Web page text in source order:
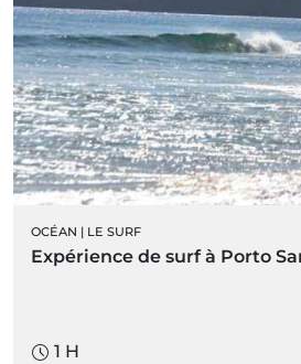
OCÉAN | LE SURF
Expérience de surf à Porto
1 H